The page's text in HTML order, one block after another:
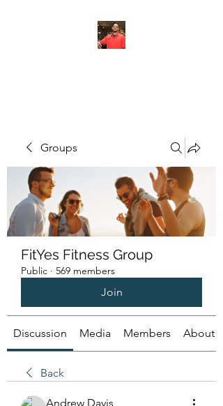
Groups
FitYes Fitness Group
Public · 569 members
Join
Discussion Media Members About
Back
Andrew Davis